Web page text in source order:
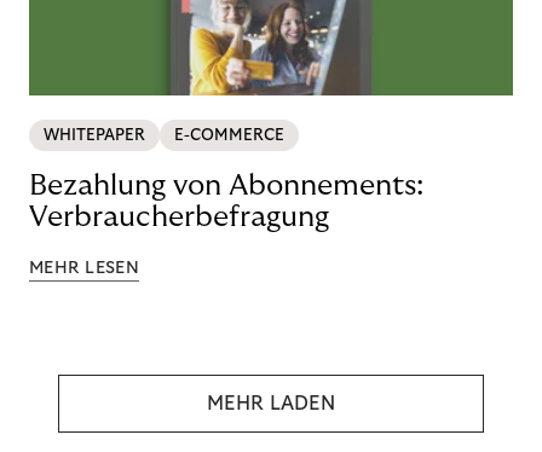
WHITEPAPER E-COMMERCE
Bezahlung von Abonnements:
Verbraucherbefragung
MEHR LESEN
MEHR LADEN